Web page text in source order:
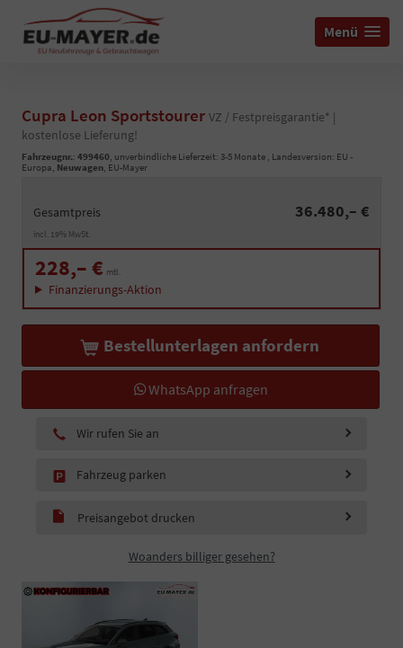
Menü
Cupra Leon Sportstourer VZ / Festpreisgarantie* |
kostenlose Lieferung!
Fahrzeugnr.: 499460, unverbindliche Lieferzeit: 3-5 Monate , Landesversion: EU -
Europa, Neuwagen, EU-Mayer
Gesamtpreis 36.480,– €
incl. 19% MwSt.
228,– € mtl.
Finanzierungs-Aktion
WhatsApp anfragen
Bestellunterlagen anfordern
Wir rufen Sie an
Fahrzeug parken
Preisangebot drucken
Woanders billiger gesehen?